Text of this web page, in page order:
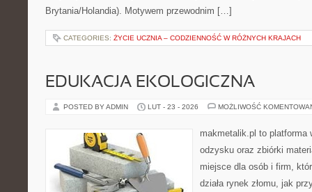
Brytania/Holandia). Motywem przewodnim […]
CATEGORIES: ŻYCIE UCZNIA – CODZIENNOŚĆ W RÓŻNYCH KRAJACH
EDUKACJA EKOLOGICZNA
POSTED BY ADMIN LUT - 23 - 2026 MOŻLIWOŚĆ
makmetalik.pl to platforma
odzysku oraz zbiórki
miejsce dla osób i firm,
działa rynek złomu, jak